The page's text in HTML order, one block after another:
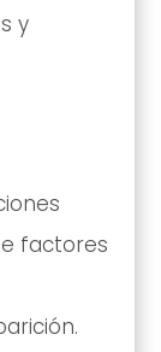
y
factores